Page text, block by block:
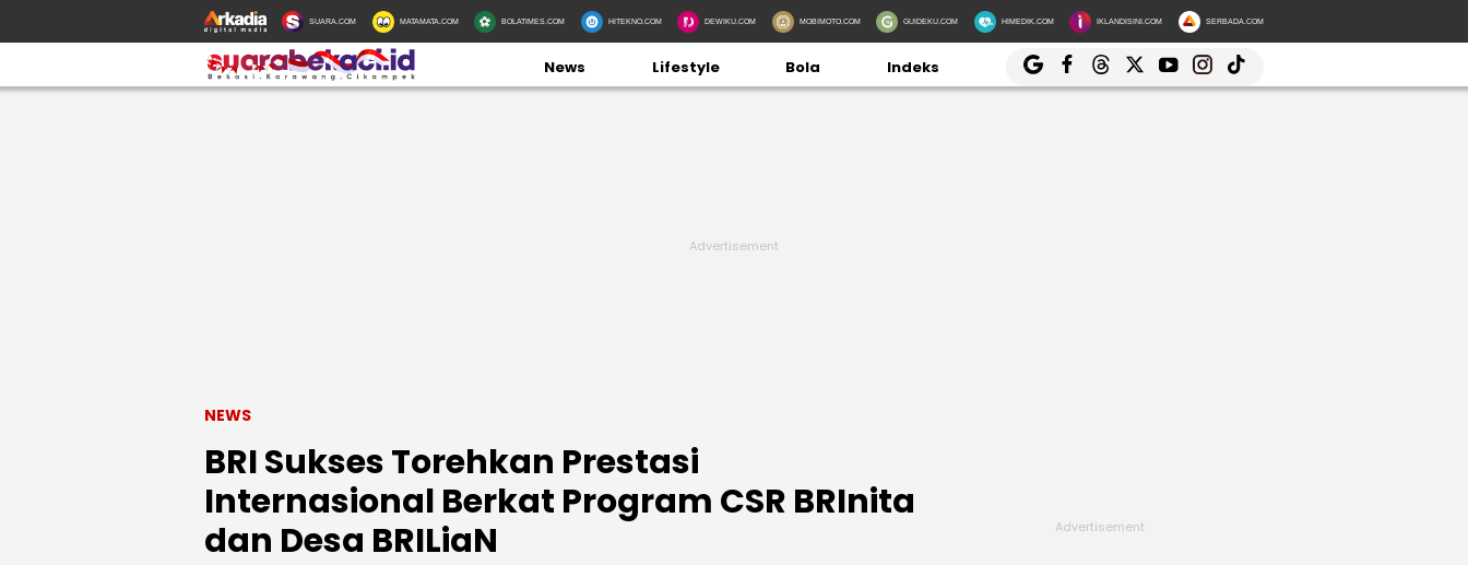
SUARA.COM MATAMATA.COM BOLATIMES.COM HITEKNO.COM DEWIKU.COM MOBIMOTO.COM GUIDEKU.COM HIMEDIK.COM IKLANDISINI.COM SERBADA.COM
News Lifestyle Bola Indeks
NEWS
BRI Sukses Torehkan Prestasi
Internasional Berkat Program CSR BRInita
dan Desa BRILiaN